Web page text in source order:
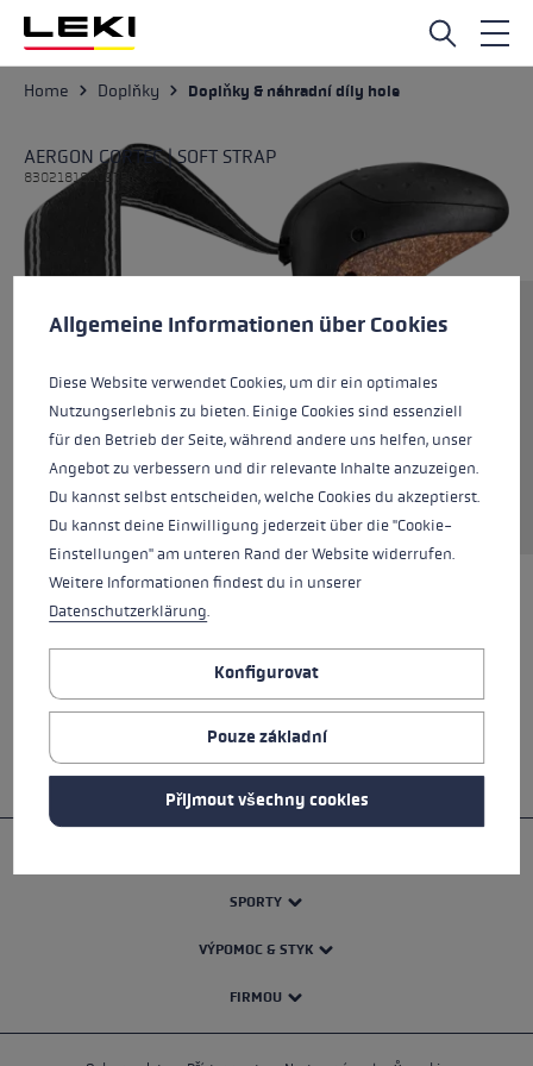
Přejít na hlavní obsah
Home Doplňky Doplňky & náhradní díly hole
AERGON CORTEC | SOFT STRAP
8302181800975
Velikost
Barvy černá-brown
VŠECHNY VLASTNOSTI
BEZPEČNOSTNÍ POKYNY
SPORTY
VÝPOMOC & STYK
FIRMOU
Předvolby cookies
Allgemeine Informationen über Cookies
Diese Website verwendet Cookies, um dir ein optimales
Nutzungserlebnis zu bieten. Einige Cookies sind essenziell
für den Betrieb der Seite, während andere uns helfen, unser
Angebot zu verbessern und dir relevante Inhalte anzuzeigen.
Du kannst selbst entscheiden, welche Cookies du akzeptierst.
Du kannst deine Einwilligung jederzeit über die "Cookie-
Einstellungen" am unteren Rand der Website widerrufen.
Weitere Informationen findest du in unserer
Datenschutzerklärung.
Konfigurovat
Pouze základní
Přijmout všechny cookies